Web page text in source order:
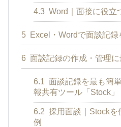
4.3 Word｜面接に役立
5 Excel・Wordで面談記
6 面談記録の作成・管理
6.1 面談記録を最も簡
報共有ツール「Stock」
6.2 採用面談｜Stockを
例